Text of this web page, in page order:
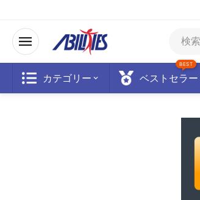
カテゴリー ベストセラー
BEST